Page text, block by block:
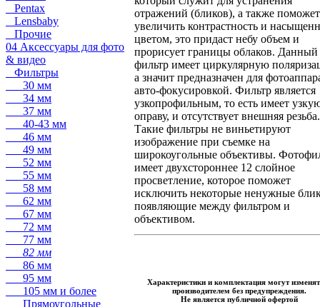
Pentax
Lensbaby
Прочие
04 Аксессуары для фото
& видео
Фильтры
30 мм
34 мм
37 мм
40-43 мм
46 мм
49 мм
52 мм
55 мм
58 мм
62 мм
67 мм
72 мм
77 мм
82 мм
86 мм
95 мм
105 мм и более
Прямоугольные
отражений (бликов), а также поможет
увеличить контрастность и
цветом, это придаст небу объем и
прорисует границы облаков. Данный
фильтр имеет циркулярную
а значит предназначен для
авто-фокусировкой. Фильтр является
узкопрофильным, то есть имеет
оправу, и отсутствует внешняя резьба.
Такие фильтры не виньетируют
изображение при съемке на
широкоугольные объективы.
имеет двухстороннее 12 слойное
просветление, которое поможет
исключить некоторые ненужные
появляющие между фильтром и
объективом.
Характеристики и комплектация могут
производителем без предупреждения.
Не является публичной офертой